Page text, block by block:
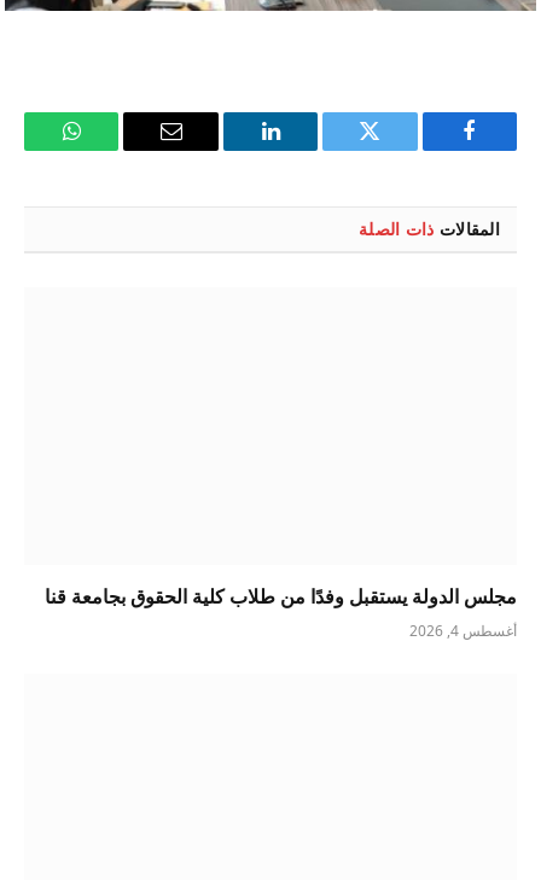
فيسبوك تويتر لينكدإن
البريد
واتساب
المقالات ذات الصلة
مجلس الدولة يستقبل وفدًا من طلاب كلية الحقوق بجامعة قنا
أغسطس 4, 2026